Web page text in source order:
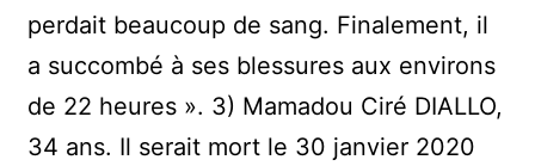
perdait beaucoup de sang. Finalement, il
a succombé à ses blessures aux environs
de 22 heures ». 3) Mamadou Ciré DIALLO,
34 ans. Il serait mort le 30 janvier 2020